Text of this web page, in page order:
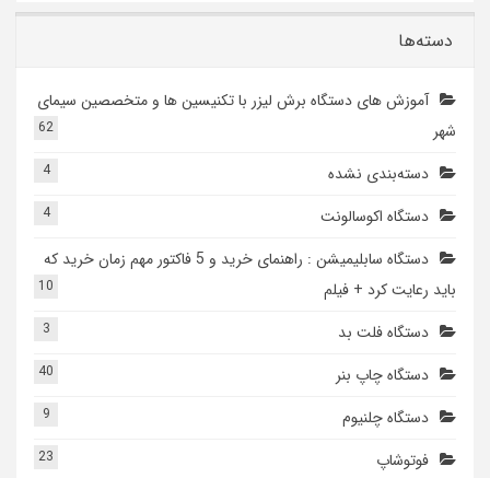
دسته‌ها
آموزش های دستگاه برش لیزر با تکنیسین ها و متخصصین سیمای
شهر
62
دسته‌بندی نشده 4
دستگاه اکوسالونت 4
دستگاه سابلیمیشن : راهنمای خرید و 5 فاکتور مهم زمان خرید که
باید رعایت کرد + فیلم
10
دستگاه فلت بد 3
دستگاه چاپ بنر 40
دستگاه چلنیوم 9
فوتوشاپ 23